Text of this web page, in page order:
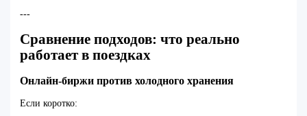
---
Сравнение подходов: что реально
работает в поездках
Онлайн-биржи против холодного хранения
Если коротко: